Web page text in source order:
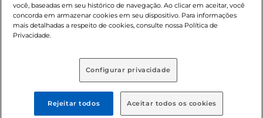
Baixe nosso App
Formas de pagamento
você, baseadas em seu histórico de navegação. Ao clicar em aceitar, você
concorda em armazenar cookies em seu dispositivo. Para informações
mais detalhadas a respeito de cookies, consulte nossa Política de
Privacidade.
Configurar privacidade
Rejeitar todos Aceitar todos os cookies